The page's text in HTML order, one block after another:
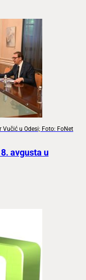
u Odesi; Foto: FoNet
avgusta u